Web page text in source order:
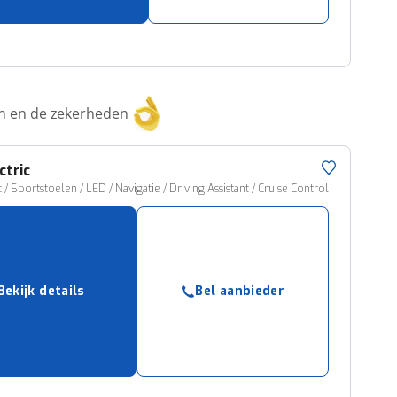
en de zekerheden
/ Sportstoelen / LED / Navigatie / Driving Assistant / Cruise Control
details Bel aanbieder